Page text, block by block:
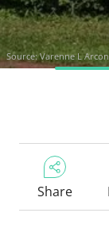
Source:Varenne L
Share